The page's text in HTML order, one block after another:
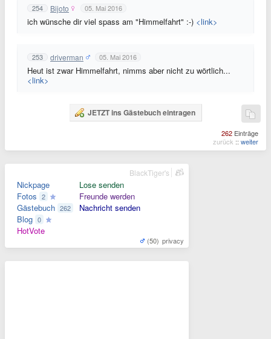
254 Bijoto 05. Mai 2016
ich wünsche dir viel spass am "Himmelfahrt" :-) <link>
253 driverman 05. Mai 2016
Heut ist zwar Himmelfahrt, nimms aber nicht zu wörtlich...
<link>
JETZT ins Gästebuch eintragen
262 Einträge
zurück :: weiter
Nickpage
Fotos 2
Gästebuch 262
Blog 0
HotVote
Lose senden
Freunde werden
Nachricht senden
(50) privacy
BlackTiger's